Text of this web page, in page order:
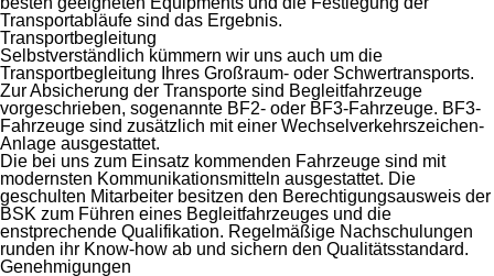
Transportabläufe sind das Ergebnis.
Transportbegleitung
Selbstverständlich kümmern wir uns auch um die
Transportbegleitung Ihres Großraum- oder Schwertransports.
Zur Absicherung der Transporte sind Begleitfahrzeuge
vorgeschrieben, sogenannte BF2- oder BF3-Fahrzeuge. BF3-
Fahrzeuge sind zusätzlich mit einer Wechselverkehrszeichen-
Anlage ausgestattet.
Die bei uns zum Einsatz kommenden Fahrzeuge sind mit
modernsten Kommunikationsmitteln ausgestattet. Die
geschulten Mitarbeiter besitzen den Berechtigungsausweis der
BSK zum Führen eines Begleitfahrzeuges und die
enstprechende Qualifikation. Regelmäßige Nachschulungen
runden ihr Know-how ab und sichern den Qualitätsstandard.
Genehmigungen